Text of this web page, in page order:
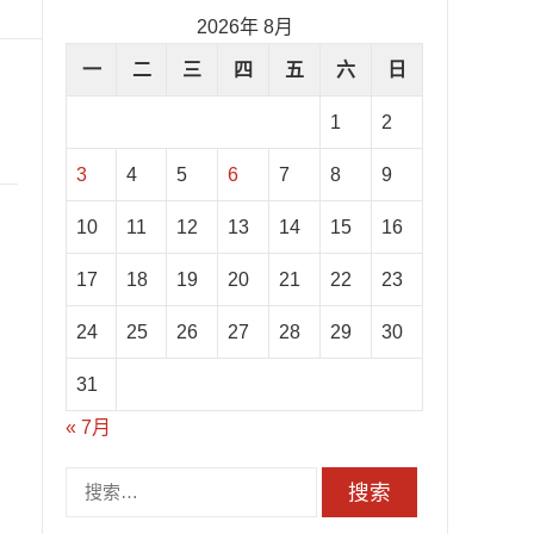
2026年 8月
一 二 三 四 五 六 日
1 2
3 4 5 6 7 8 9
10 11 12 13 14 15 16
17 18 19 20 21 22 23
24 25 26 27 28 29 30
31
« 7月